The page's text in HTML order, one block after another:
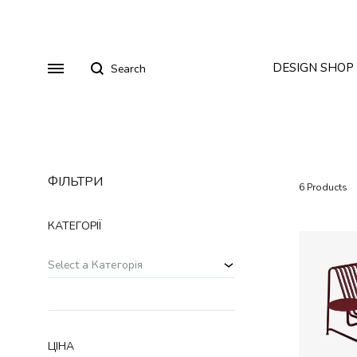
MenuSearch
Accessories
DESIGN SHOP
Стільці
Столи
Дивани
Столи
Будуарні столи
Стільці
6 Products
ФІЛЬТРИ
КАТЕГОРІЇ
Select a Категорія
ЦІНА